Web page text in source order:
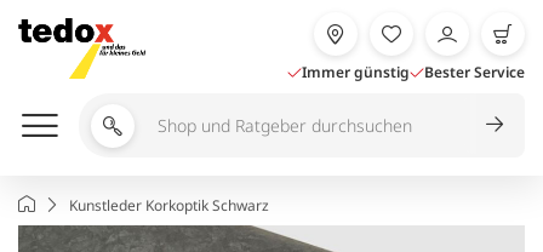
Inhalt
springen
Immer günstig Bester Service
Shop
durchsuchen
StartseiteKunstleder Korkoptik Schwarz